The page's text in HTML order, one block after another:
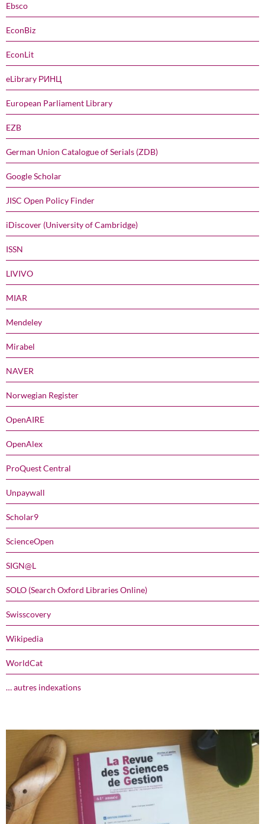
Ebsco
EconBiz
EconLit
eLibrary РИНЦ
European Parliament Library
EZB
German Union Catalogue of Serials (ZDB)
Google Scholar
JISC Open Policy Finder
iDiscover (University of Cambridge)
ISSN
LIVIVO
MIAR
Mendeley
Mirabel
NAVER
Norwegian Register
OpenAIRE
OpenAlex
ProQuest Central
Unpaywall
Scholar9
ScienceOpen
SIGN@L
SOLO (Search Oxford Libraries Online)
Swisscovery
Wikipedia
WorldCat
… autres indexations